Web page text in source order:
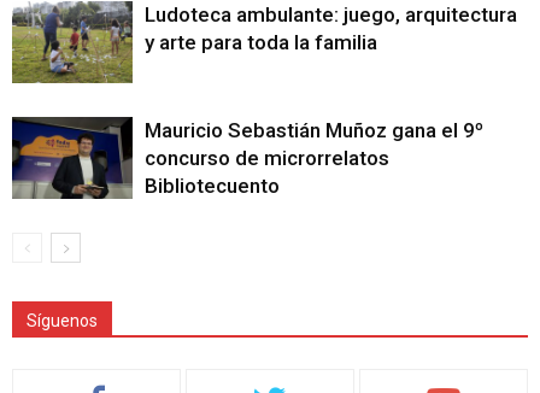
Ludoteca ambulante: juego, arquitectura
y arte para toda la familia
Mauricio Sebastián Muñoz gana el 9º
concurso de microrrelatos
Bibliotecuento
Síguenos